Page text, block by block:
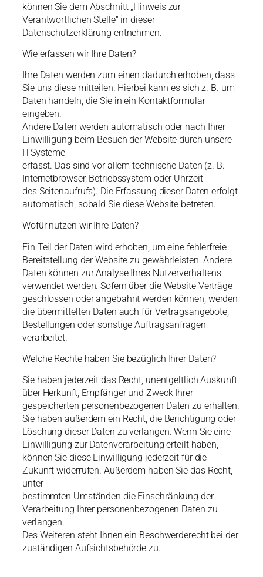
können Sie dem Abschnitt „Hinweis zur
Verantwortlichen Stelle“ in dieser
Datenschutzerklärung entnehmen.
Wie erfassen wir Ihre Daten?
Ihre Daten werden zum einen dadurch erhoben, dass
Sie uns diese mitteilen. Hierbei kann es sich z. B. um
Daten handeln, die Sie in ein Kontaktformular
eingeben.
Andere Daten werden automatisch oder nach Ihrer
Einwilligung beim Besuch der Website durch unsere
ITSysteme
erfasst. Das sind vor allem technische Daten (z. B.
Internetbrowser, Betriebssystem oder Uhrzeit
des Seitenaufrufs). Die Erfassung dieser Daten erfolgt
automatisch, sobald Sie diese Website betreten.
Wofür nutzen wir Ihre Daten?
Ein Teil der Daten wird erhoben, um eine fehlerfreie
Bereitstellung der Website zu gewährleisten. Andere
Daten können zur Analyse Ihres Nutzerverhaltens
verwendet werden. Sofern über die Website Verträge
geschlossen oder angebahnt werden können, werden
die übermittelten Daten auch für Vertragsangebote,
Bestellungen oder sonstige Auftragsanfragen
verarbeitet.
Welche Rechte haben Sie bezüglich Ihrer Daten?
Sie haben jederzeit das Recht, unentgeltlich Auskunft
über Herkunft, Empfänger und Zweck Ihrer
gespeicherten personenbezogenen Daten zu erhalten.
Sie haben außerdem ein Recht, die Berichtigung oder
Löschung dieser Daten zu verlangen. Wenn Sie eine
Einwilligung zur Datenverarbeitung erteilt haben,
können Sie diese Einwilligung jederzeit für die
Zukunft widerrufen. Außerdem haben Sie das Recht,
unter
bestimmten Umständen die Einschränkung der
Verarbeitung Ihrer personenbezogenen Daten zu
verlangen.
Des Weiteren steht Ihnen ein Beschwerderecht bei der
zuständigen Aufsichtsbehörde zu.